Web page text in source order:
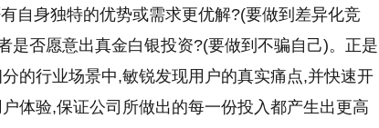
自身独特的优势或需求更优解?(要做到差异化竞
是否愿意出真金白银投资?(要做到不骗自己)。正是
的行业场景中,敏锐发现用户的真实痛点,并快速开
体验,保证公司所做出的每一份投入都产生出更高